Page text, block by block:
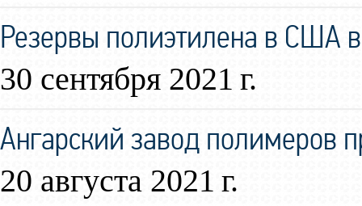
Резервы полиэтилена в США
30 сентября 2021 г.
Ангарский завод полимеров
20 августа 2021 г.